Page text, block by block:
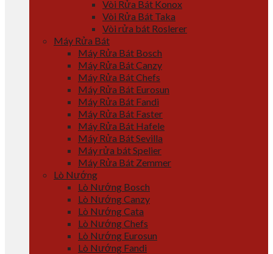
Vòi Rửa Bát Konox
Vòi Rửa Bát Taka
Vòi rửa bát Roslerer
Máy Rửa Bát
Máy Rửa Bát Bosch
Máy Rửa Bát Canzy
Máy Rửa Bát Chefs
Máy Rửa Bát Eurosun
Máy Rửa Bát Fandi
Máy Rửa Bát Faster
Máy Rửa Bát Hafele
Máy Rửa Bát Sevilla
Máy rửa bát Spelier
Máy Rửa Bát Zemmer
Lò Nướng
Lò Nướng Bosch
Lò Nướng Canzy
Lò Nướng Cata
Lò Nướng Chefs
Lò Nướng Eurosun
Lò Nướng Fandi